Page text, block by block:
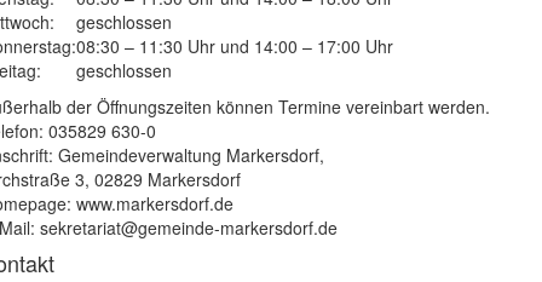
geschlossen
08:30 – 11:30 Uhr und 14:00 – 17:00 Uhr
geschlossen
der Öffnungszeiten können Termine vereinbart werden.
035829 630-0
Gemeindeverwaltung Markersdorf,
3, 02829 Markersdorf
www.markersdorf.de
sekretariat@gemeinde-markersdorf.de